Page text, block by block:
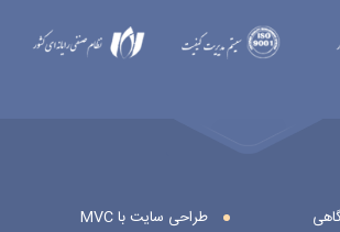
طراحی سایت با MVC